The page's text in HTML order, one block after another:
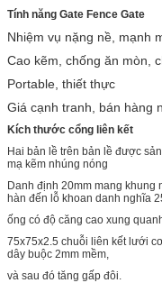
Tính năng Gate Fence Gate
Nhiệm vụ nặng nề, mạnh
Cao kẽm, chống ăn mòn,
Portable, thiết thực
Giá cạnh tranh, bán hàng
Kích thước cổng liên kết
Hai bản lề trên bản lề được
mạ kẽm nhúng nóng
Danh định 20mm mang
hàn đến lỗ khoan danh nghĩa
ống có độ căng cao xung
75x75x2.5 chuỗi liên kết lưới
dây buộc 2mm mềm,
và sau đó tăng gấp đôi.